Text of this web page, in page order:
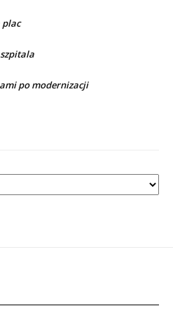
plac
po modernizacji